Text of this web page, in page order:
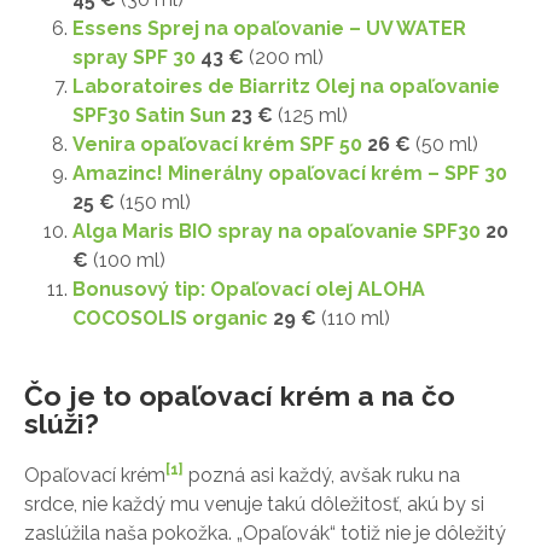
Essens Sprej na opaľovanie – UV WATER
spray SPF 30 43 € (200 ml)
Laboratoires de Biarritz Olej na opaľovanie
SPF30 Satin Sun 23 € (125 ml)
Venira opaľovací krém SPF 50 26 € (50 ml)
Amazinc! Minerálny opaľovací krém – SPF 30
25 € (150 ml)
Alga Maris BIO spray na opaľovanie SPF30 20
€ (100 ml)
Bonusový tip: Opaľovací olej ALOHA
COCOSOLIS organic 29 € (110 ml)
Čo je to opaľovací krém a na čo
slúži?
Opaľovací krém [1] pozná asi každý, avšak ruku na
srdce, nie každý mu venuje takú dôležitosť, akú by si
zaslúžila naša pokožka. „Opaľovák“ totiž nie je dôležitý